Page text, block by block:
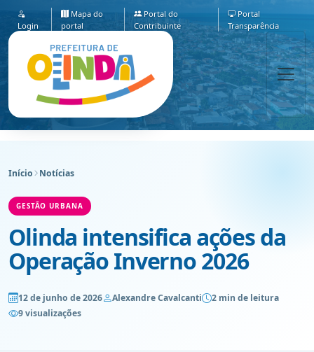
Login
Mapa do
portal
Portal do
Contribuinte
Portal
Transparência
Início Notícias
GESTÃO URBANA
Olinda intensifica ações da
Operação Inverno 2026
12 de junho de 2026 Alexandre Cavalcanti
2 min de leitura
9 visualizações